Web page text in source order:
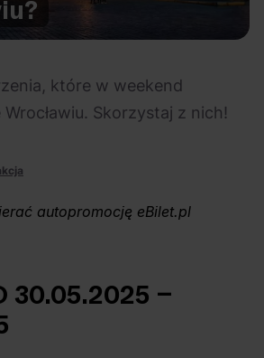
06.08.2026
KAMAAAN nową
które w weekend
Skorzystaj z nich!
autopromocję eBilet.pl
30.05.2025 –